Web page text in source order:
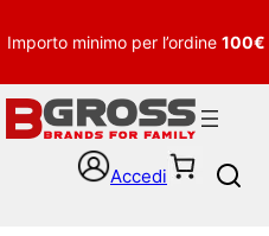
Importo minimo per l’ordine 100€
Accedi